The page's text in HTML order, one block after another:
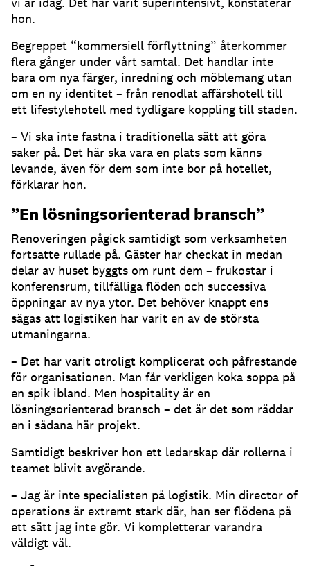
hon.
Begreppet “kommersiell förflyttning” återkommer
flera gånger under vårt samtal. Det handlar inte
bara om nya färger, inredning och möblemang utan
om en ny identitet – från renodlat affärshotell till
ett lifestylehotell med tydligare koppling till staden.
– Vi ska inte fastna i traditionella sätt att göra
saker på. Det här ska vara en plats som känns
levande, även för dem som inte bor på hotellet,
förklarar hon.
”En lösningsorienterad bransch”
Renoveringen pågick samtidigt som verksamheten
fortsatte rullade på. Gäster har checkat in medan
delar av huset byggts om runt dem – frukostar i
konferensrum, tillfälliga flöden och successiva
öppningar av nya ytor. Det behöver knappt ens
sägas att logistiken har varit en av de största
utmaningarna.
– Det har varit otroligt komplicerat och påfrestande
för organisationen. Man får verkligen koka soppa på
en spik ibland. Men hospitality är en
lösningsorienterad bransch – det är det som räddar
en i sådana här projekt.
Samtidigt beskriver hon ett ledarskap där rollerna i
teamet blivit avgörande.
– Jag är inte specialisten på logistik. Min director of
operations är extremt stark där, han ser flödena på
ett sätt jag inte gör. Vi kompletterar varandra
väldigt väl.